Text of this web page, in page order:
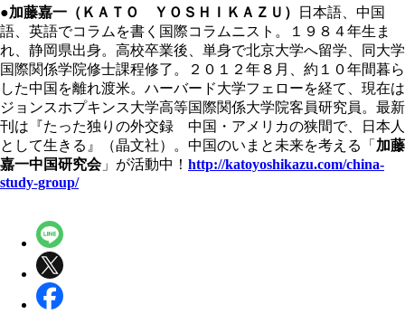
●加藤嘉一（ＫＡＴＯ ＹＯＳＨＩＫＡＺＵ）
日本語、中国
語、英語でコラムを書く国際コラムニスト。１９８４年生ま
れ、静岡県出身。高校卒業後、単身で北京大学へ留学、同大学
国際関係学院修士課程修了。２０１２年８月、約１０年間暮ら
した中国を離れ渡米。ハーバード大学フェローを経て、現在は
ジョンスホプキンス大学高等国際関係大学院客員研究員。最新
刊は『たった独りの外交録 中国・アメリカの狭間で、日本人
として生きる』（晶文社）。中国のいまと未来を考える「 加藤
嘉一中国研究会」が活動中！ http://katoyoshikazu.com/china-
study-group/